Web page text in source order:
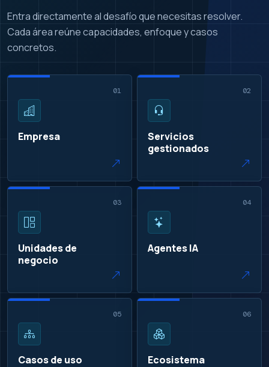
Entra directamente al desafío que necesitas resolver.
Cada área reúne capacidades, enfoque y casos
concretos.
01
Empresa
02
Servicios
gestionados
03
Unidades de
negocio
04
Agentes IA
05
Casos de uso
06
Ecosistema